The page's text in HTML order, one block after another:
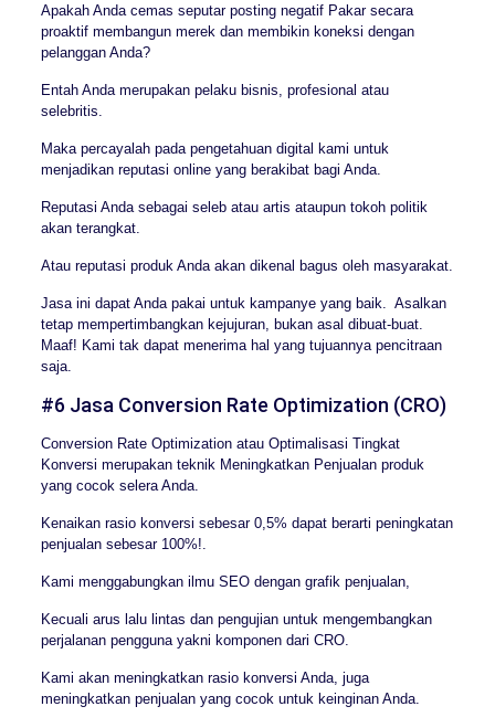
Apakah Anda cemas seputar posting negatif Pakar secara
proaktif membangun merek dan membikin koneksi dengan
pelanggan Anda?
Entah Anda merupakan pelaku bisnis, profesional atau
selebritis.
Maka percayalah pada pengetahuan digital kami untuk
menjadikan reputasi online yang berakibat bagi Anda.
Reputasi Anda sebagai seleb atau artis ataupun tokoh politik
akan terangkat.
Atau reputasi produk Anda akan dikenal bagus oleh masyarakat.
Jasa ini dapat Anda pakai untuk kampanye yang baik. Asalkan
tetap mempertimbangkan kejujuran, bukan asal dibuat-buat.
Maaf! Kami tak dapat menerima hal yang tujuannya pencitraan
saja.
#6 Jasa Conversion Rate Optimization (CRO)
Conversion Rate Optimization atau Optimalisasi Tingkat
Konversi merupakan teknik Meningkatkan Penjualan produk
yang cocok selera Anda.
Kenaikan rasio konversi sebesar 0,5% dapat berarti peningkatan
penjualan sebesar 100%!.
Kami menggabungkan ilmu SEO dengan grafik penjualan,
Kecuali arus lalu lintas dan pengujian untuk mengembangkan
perjalanan pengguna yakni komponen dari CRO.
Kami akan meningkatkan rasio konversi Anda, juga
meningkatkan penjualan yang cocok untuk keinginan Anda.